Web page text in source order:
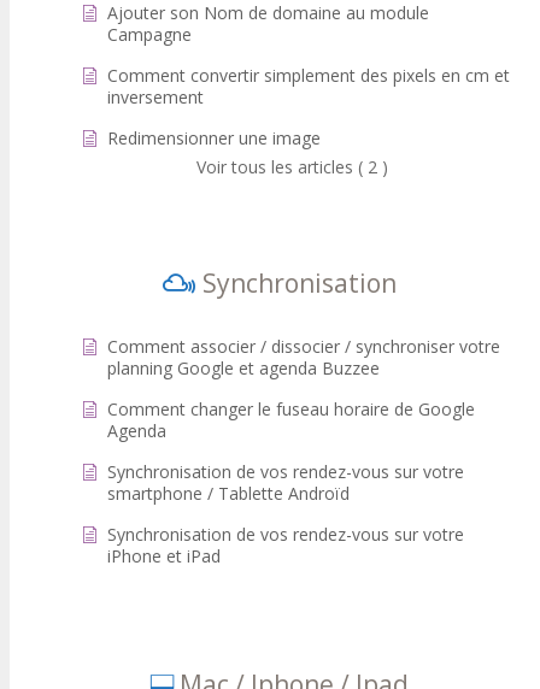
Ajouter son Nom de domaine au module
Campagne
Comment convertir simplement des pixels en cm et
inversement
Redimensionner une image
Voir tous les articles ( 2 )
Synchronisation
Comment associer / dissocier / synchroniser votre
planning Google et agenda Buzzee
Comment changer le fuseau horaire de Google
Agenda
Synchronisation de vos rendez-vous sur votre
smartphone / Tablette Androïd
Synchronisation de vos rendez-vous sur votre
iPhone et iPad